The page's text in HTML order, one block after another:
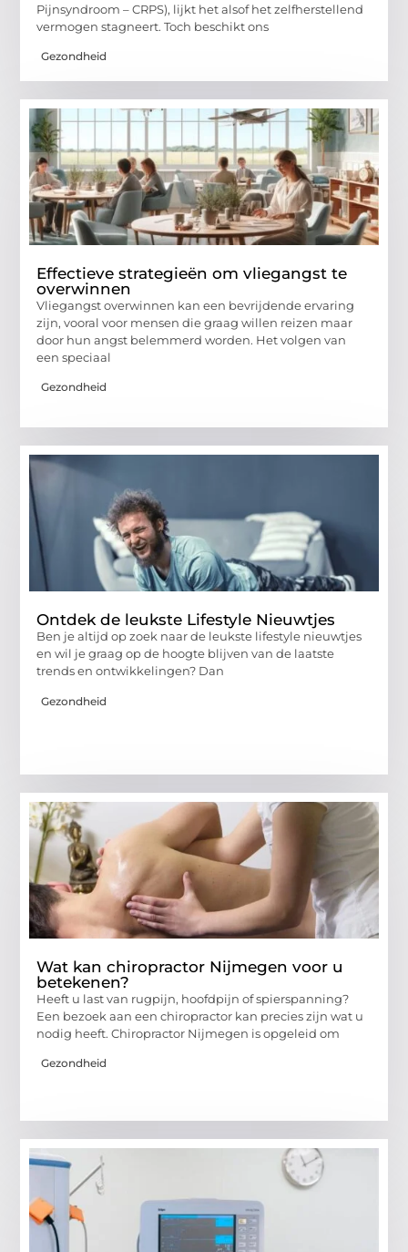
Pijnsyndroom – CRPS), lijkt het alsof het zelfherstellend
vermogen stagneert. Toch beschikt ons
Gezondheid
Effectieve strategieën om vliegangst te
overwinnen
Vliegangst overwinnen kan een bevrijdende ervaring
zijn, vooral voor mensen die graag willen reizen maar
door hun angst belemmerd worden. Het volgen van
een speciaal
Gezondheid
Ontdek de leukste Lifestyle Nieuwtjes
Ben je altijd op zoek naar de leukste lifestyle nieuwtjes
en wil je graag op de hoogte blijven van de laatste
trends en ontwikkelingen? Dan
Gezondheid
Wat kan chiropractor Nijmegen voor u
betekenen?
Heeft u last van rugpijn, hoofdpijn of spierspanning?
Een bezoek aan een chiropractor kan precies zijn wat u
nodig heeft. Chiropractor Nijmegen is opgeleid om
Gezondheid